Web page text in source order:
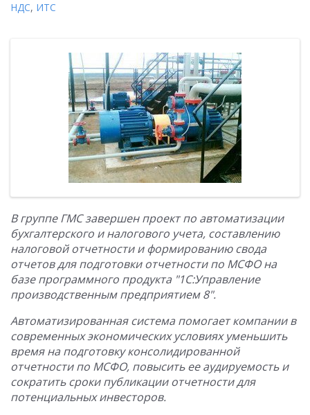
НДС, ИТС
В группе ГМС завершен проект по автоматизации
бухгалтерского и налогового учета, составлению
налоговой отчетности и формированию свода
отчетов для подготовки отчетности по МСФО на
базе программного продукта "1С:Управление
производственным предприятием 8".
Автоматизированная система помогает компании в
современных экономических условиях уменьшить
время на подготовку консолидированной
отчетности по МСФО, повысить ее аудируемость и
сократить сроки публикации отчетности для
потенциальных инвесторов.